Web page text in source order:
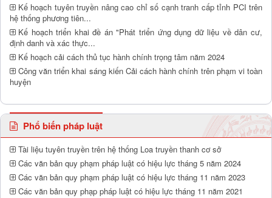
Kế hoạch tuyên truyền nâng cao chỉ số cạnh tranh cấp tỉnh PCI trên
hệ thống phương tiên...
Kế hoạch triển khai đề án "Phát triển ứng dụng dữ liệu về dân cư,
định danh và xác thực...
Kế hoạch cải cách thủ tục hành chính trọng tâm năm 2024
Công văn triển khai sáng kiến Cải cách hành chính trên phạm vi toàn
huyện
Phổ biến pháp luật
Tài liệu tuyên truyền trên hệ thống Loa truyền thanh cơ sở
Các văn bản quy phạm pháp luật có hiệu lực tháng 5 năm 2024
Các văn bản quy phạm pháp luật có hiệu lực tháng 11 năm 2023
Các văn bản quy phạp pháp luật có hiệu lực tháng 11 năm 2021